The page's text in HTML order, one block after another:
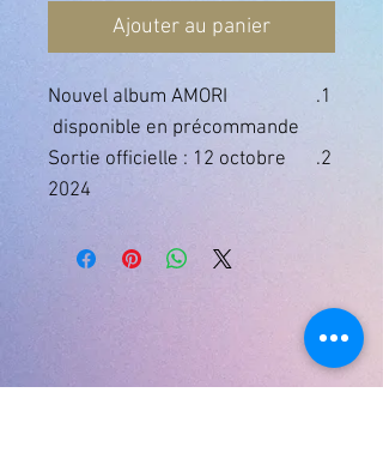
Ajouter au panier
Nouvel album AMORI
disponible en précommande
Sortie officielle : 12 octobre
2024